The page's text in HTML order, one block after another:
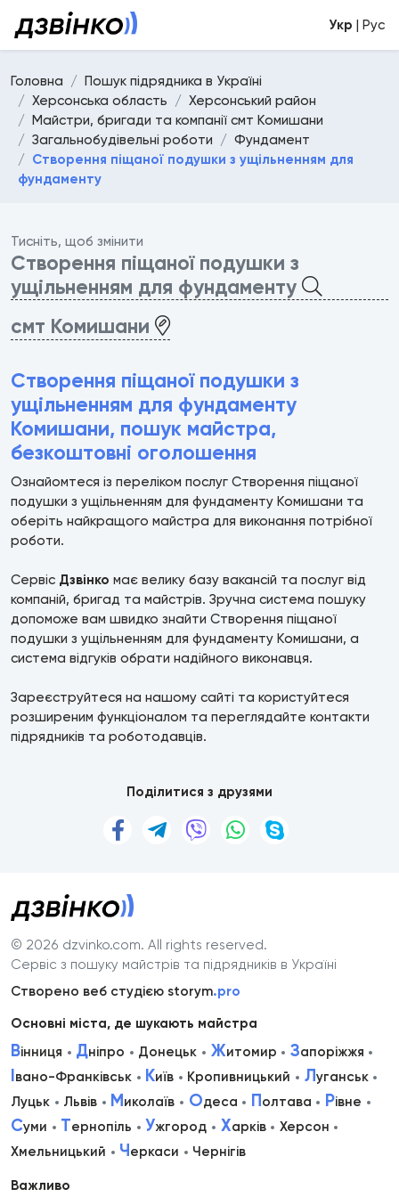
Укр | Рус
Головна
Пошук підрядника в Україні
Херсонська область
Херсонський район
Майстри, бригади та компанії смт Комишани
Загальнобудівельні роботи
Фундамент
Створення піщаної подушки з ущільненням для
фундаменту
Тисніть, щоб змінити
Створення піщаної подушки з
ущільненням для фундаменту
смт Комишани
Створення піщаної подушки з
ущільненням для фундаменту
Комишани, пошук майстра,
безкоштовні оголошення
Ознайомтеся із переліком послуг Створення піщаної
подушки з ущільненням для фундаменту Комишани та
оберіть найкращого майстра для виконання потрібної
роботи.
Сервіс Дзвінко має велику базу вакансій та послуг від
компаній, бригад та майстрів. Зручна система пошуку
допоможе вам швидко знайти Створення піщаної
подушки з ущільненням для фундаменту Комишани, а
система відгуків обрати надійного виконавця.
Зареєструйтеся на нашому сайті та користуйтеся
розширеним функціоналом та переглядайте контакти
підрядників та роботодавців.
Поділитися з друзями
© 2026 dzvinko.com. All rights reserved.
Сервіс з пошуку майстрів та підрядників в Україні
Створено веб студією storym.pro
Основні міста, де шукають майстра
Вінниця Дніпро Донецьк Житомир Запоріжжя
Івано-Франківськ Київ Кропивницький Луганськ
Луцьк
Львів Миколаїв Одеса Полтава Рівне
Суми Тернопіль Ужгород Харків
Херсон
Хмельницький
Черкаси Чернігів
Важливо